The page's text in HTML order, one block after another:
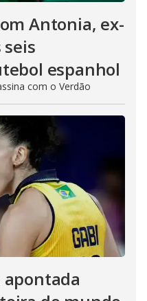
Antonia, ex-
seis
espanhol
com o Verdão
apontada